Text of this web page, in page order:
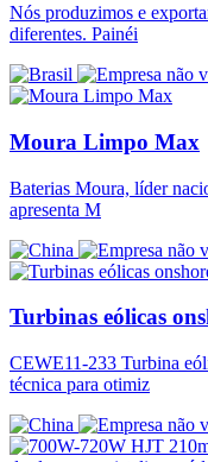
Nós produzimos e
diferentes. Painéi
Moura Limpo Max
Baterias Moura, líder
apresenta M
Turbinas eólicas
CEWE11-233 Turbina
técnica para otimiz